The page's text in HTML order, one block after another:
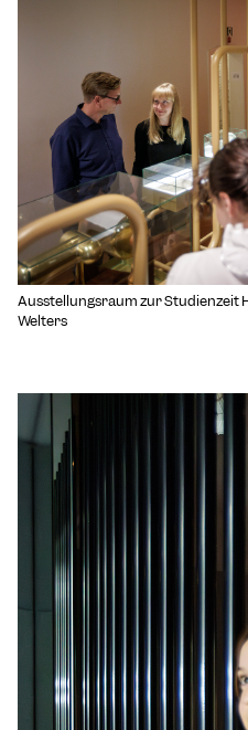
Ausstellungsraum zur Studienzeit
Welters